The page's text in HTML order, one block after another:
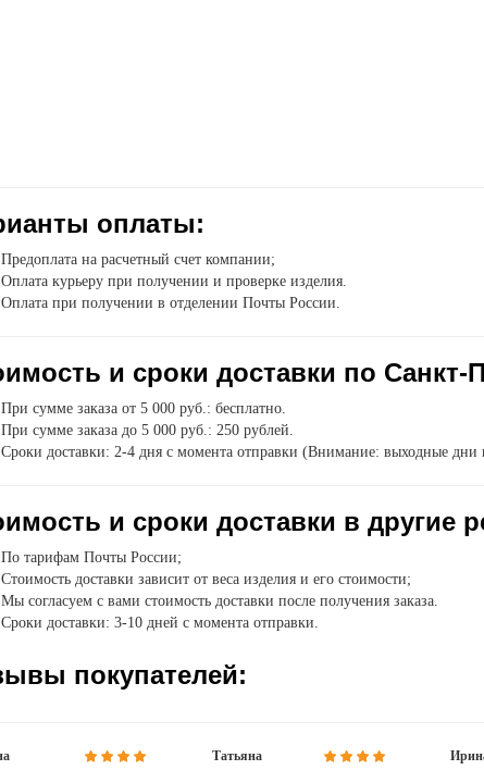
оплаты:
Предоплата на расчетный счет компании;
Оплата курьеру при получении и проверке изделия.
Оплата при получении в отделении Почты России.
и сроки доставки по Санкт-
При сумме заказа от 5 000 руб.: бесплатно.
При сумме заказа до 5 000 руб.: 250 рублей.
Сроки доставки: 2-4 дня с момента отправки (Внимание: выходные дни
и сроки доставки в другие
По тарифам Почты России;
Стоимость доставки зависит от веса изделия и его стоимости;
Мы согласуем с вами стоимость доставки после получения заказа.
Сроки доставки: 3-10 дней с момента отправки.
покупателей:
Татьяна